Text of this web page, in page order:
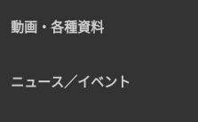
動画・各種資料
ニュース／イベント